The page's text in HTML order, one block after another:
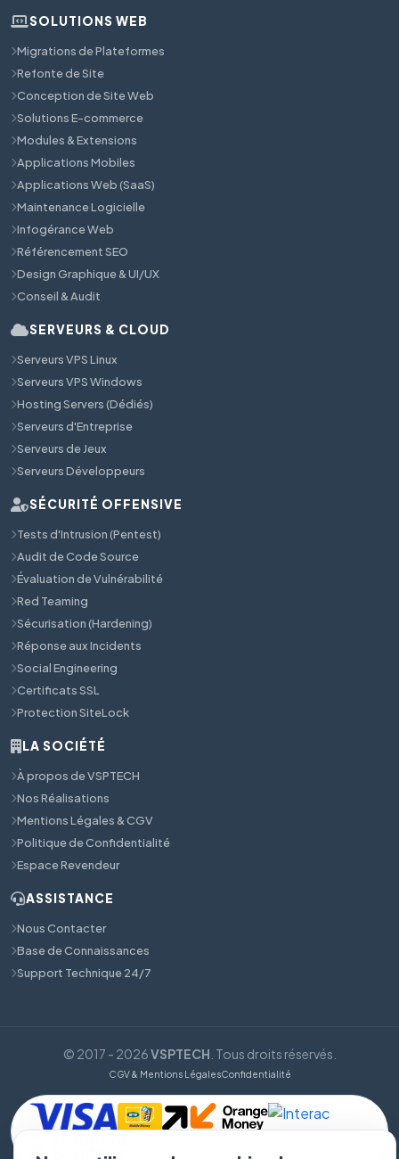
SOLUTIONS WEB
Migrations de Plateformes
Refonte de Site
Conception de Site Web
Solutions E-commerce
Modules & Extensions
Applications Mobiles
Applications Web (SaaS)
Maintenance Logicielle
Infogérance Web
Référencement SEO
Design Graphique & UI/UX
Conseil & Audit
SERVEURS & CLOUD
Serveurs VPS Linux
Serveurs VPS Windows
Hosting Servers (Dédiés)
Serveurs d'Entreprise
Serveurs de Jeux
Serveurs Développeurs
SÉCURITÉ OFFENSIVE
Tests d'Intrusion (Pentest)
Audit de Code Source
Évaluation de Vulnérabilité
Red Teaming
Sécurisation (Hardening)
Réponse aux Incidents
Social Engineering
Certificats SSL
Protection SiteLock
LA SOCIÉTÉ
À propos de VSPTECH
Nos Réalisations
Mentions Légales & CGV
Politique de Confidentialité
Espace Revendeur
ASSISTANCE
Nous Contacter
Base de Connaissances
Support Technique 24/7
© 2017 - 2026VSPTECH . Tous droits réservés.
CGV & Mentions LégalesConfidentialité